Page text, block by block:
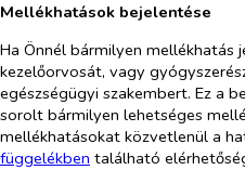
Mellékhatások bejelentése
Ha Önnél bármilyen mellékhatás
kezelőorvosát, vagy
egészségügyi szakembert. Ez a
sorolt bármilyen lehetséges
mellékhatásokat közvetlenül a
függelékben található